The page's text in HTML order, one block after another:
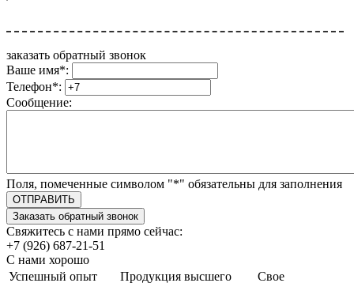
заказать обратный звонок
Ваше имя*:
Телефон*:
Сообщение:
Поля, помеченные символом "*" обязательны для заполнения
Свяжитесь с нами прямо сейчас:
+7 (926) 687-21-51
С нами хорошо
Успешный опыт
Продукция высшего
Свое